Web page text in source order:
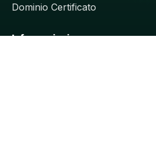
Dominio Certificato
Informazioni